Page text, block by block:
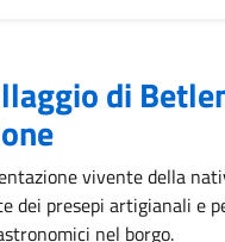
di
vivente della
dei presepi artigianali e
nel borgo.